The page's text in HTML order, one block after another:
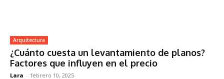
Arquitectura
¿Cuánto cuesta un levantamiento de planos?
Factores que influyen en el precio
Lara - febrero 10, 2025